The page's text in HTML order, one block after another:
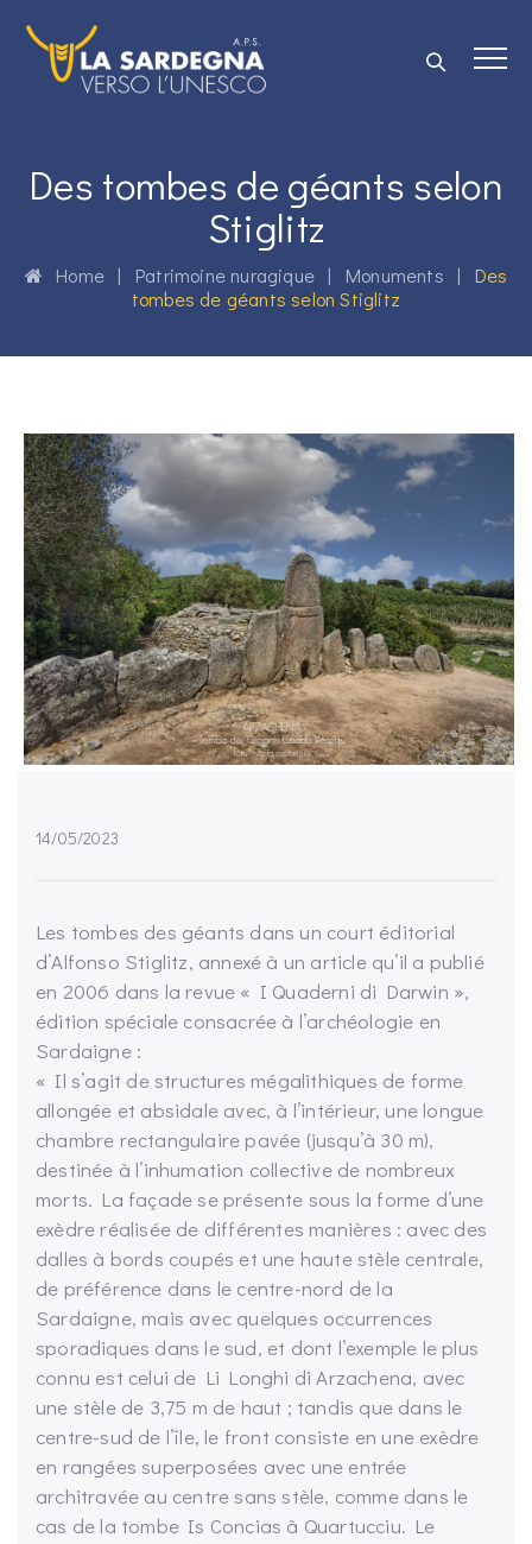
Des tombes de géants selon
Stiglitz
Home| Patrimoine nuragique| Monuments | Des
tombes de géants selon Stiglitz
14/05/2023
Les tombes des géants dans un court éditorial
d’Alfonso Stiglitz, annexé à un article qu’il a publié
en 2006 dans la revue « I Quaderni di Darwin »,
édition spéciale consacrée à l’archéologie en
Sardaigne :
« Il s’agit de structures mégalithiques de forme
allongée et absidale avec, à l’intérieur, une longue
chambre rectangulaire pavée (jusqu’à 30 m),
destinée à l’inhumation collective de nombreux
morts. La façade se présente sous la forme d’une
exèdre réalisée de différentes manières : avec des
dalles à bords coupés et une haute stèle centrale,
de préférence dans le centre-nord de la
Sardaigne, mais avec quelques occurrences
sporadiques dans le sud, et dont l’exemple le plus
connu est celui de Li Longhi di Arzachena, avec
une stèle de 3,75 m de haut ; tandis que dans le
centre-sud de l’île, le front consiste en une exèdre
en rangées superposées avec une entrée
architravée au centre sans stèle, comme dans le
cas de la tombe Is Concias à Quartucciu. Le